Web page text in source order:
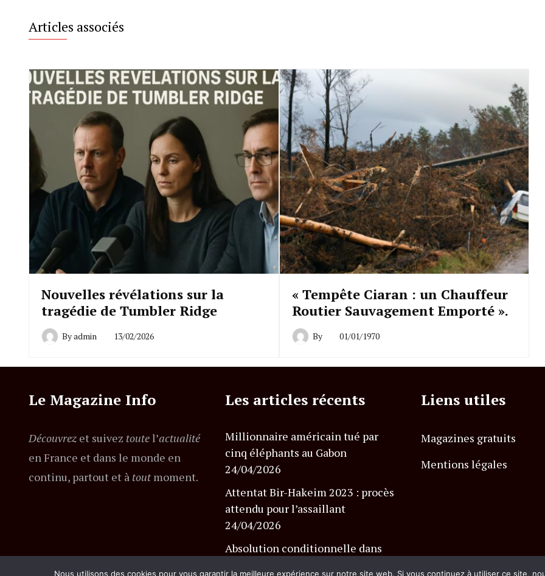
Articles associés
Nouvelles révélations sur la
tragédie de Tumbler Ridge
Byadmin 13/02/2026
« Tempête Ciaran : un Chauffeur
Routier Sauvagement Emporté ».
By 01/01/1970
Le Magazine Info
Découvrez et suivez toutel’actualité
en France et dans le monde en
continu, partout et à toutmoment.
Les articles récents
Millionnaire américain tué par
cinq éléphants au Gabon
24/04/2026
Attentat Bir-Hakeim 2023 : procès
attendu pour l’assaillant
24/04/2026
Absolution conditionnelle dans
Liens utiles
Magazines gratuits
Mentions légales
Nous utilisons des cookies pour vous garantir la meilleure expérience sur notre site web. Si vous continuez à utiliser ce site,